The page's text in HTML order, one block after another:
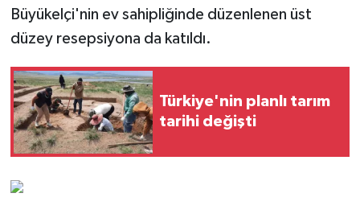
Büyükelçi'nin ev sahipliğinde düzenlenen üst
düzey resepsiyona da katıldı.
Türkiye'nin planlı tarım
tarihi değişti